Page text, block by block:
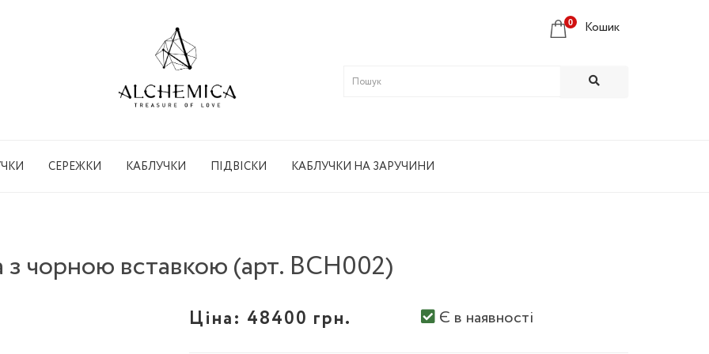
0 Кошик
СЕРЕЖКИ КАБЛУЧКИ ПІДВІСКИ КАБЛУЧКИ НА ЗАРУЧИНИ
з чорною вставкою (арт. BCH002)
Ціна: 48400 грн. Є в наявності